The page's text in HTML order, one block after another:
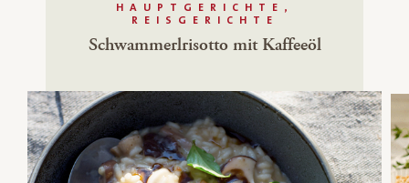
HAUPTGERICHTE,
REISGERICHTE
Schwammerlrisotto mit Kaffeeöl